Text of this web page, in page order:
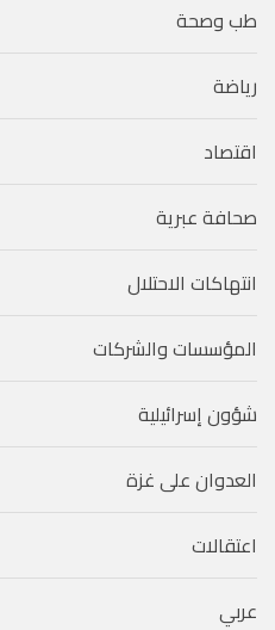
طب وصحة
رياضة
اقتصاد
صحافة عبرية
انتهاكات الاحتلال
المؤسسات والشركات
شؤون إسرائيلية
العدوان على غزة
اعتقالات
عربي